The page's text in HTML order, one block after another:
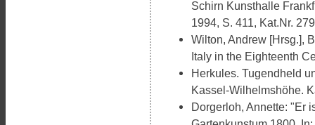
Schirn Kunsthalle
1994, S. 411, Kat.Nr.
Wilton, Andrew [Hrsg.],
Italy in the Eighteenth
Herkules. Tugendheld
Kassel-Wilhelmshöhe.
Dorgerloh, Annette: "Er